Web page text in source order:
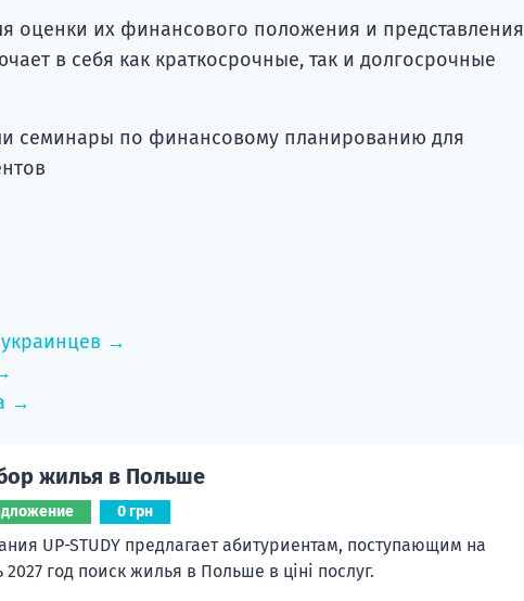
оценки их финансового положения и представления
в себя как краткосрочные, так и долгосрочные
семинары по финансовому планированию для
→
→
жилья в Польше
0 грн
UP-STUDY предлагает абитуриентам, поступающим на
2027 год поиск жилья в Польше в ціні послуг.